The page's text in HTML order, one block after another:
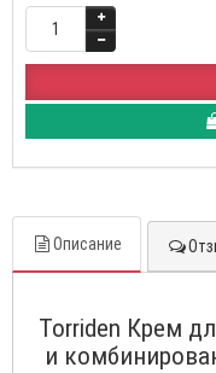
Описание
Torriden Крем
и